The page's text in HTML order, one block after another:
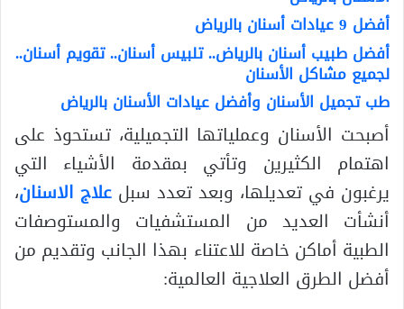
أفضل 9 عيادات أسنان بالرياض
أفضل طبيب أسنان بالرياض.. تلبيس أسنان.. تقويم أسنان..
لجميع مشاكل الأسنان
طب تجميل الأسنان وأفضل عيادات الأسنان بالرياض
أصبحت الأسنان وعملياتها التجميلية، تستحوذ على
اهتمام الكثيرين وتأتي بمقدمة الأشياء التي
يرغبون في تعديلها، وبعد تعدد سبل علاج الاسنان،
أنشأت العديد من المستشفيات والمستوصفات
الطبية أماكن خاصة للاعتناء بهذا الجانب وتقديم من
أفضل الطرق العلاجية العالمية: